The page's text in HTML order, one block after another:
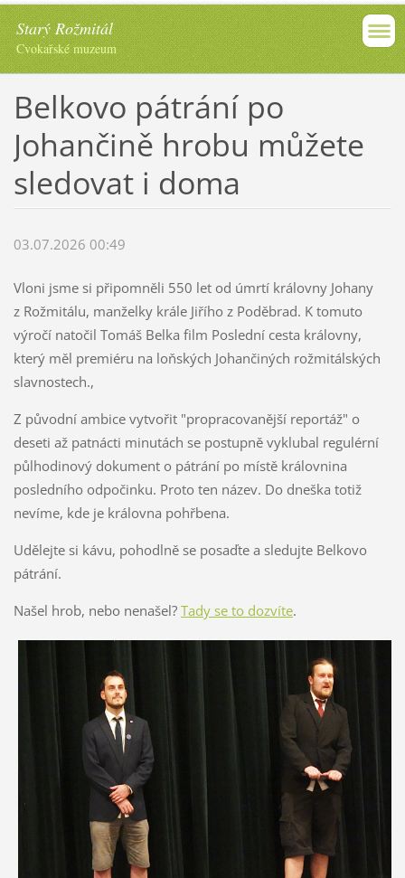
Starý Rožmitál
Cvokařské muzeum
Belkovo pátrání po
Johančině hrobu můžete
sledovat i doma
03.07.2026 00:49
Vloni jsme si připomněli 550 let od úmrtí královny Johany
z Rožmitálu, manželky krále Jiřího z Poděbrad. K tomuto
výročí natočil Tomáš Belka film Poslední cesta královny,
který měl premiéru na loňských Johančiných rožmitálských
slavnostech.,
Z původní ambice vytvořit "propracovanější reportáž" o
deseti až patnácti minutách se postupně vyklubal regulérní
půlhodinový dokument o pátrání po místě královnina
posledního odpočinku. Proto ten název. Do dneška totiž
nevíme, kde je královna pohřbena.
Udělejte si kávu, pohodlně se posaďte a sledujte Belkovo
pátrání.
Našel hrob, nebo nenašel? Tady se to dozvíte.